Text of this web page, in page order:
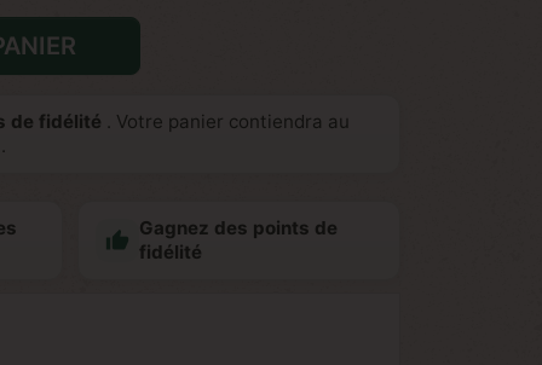
de fidélité . Votre panier contiendra au

Gagnez des points de
fidélité